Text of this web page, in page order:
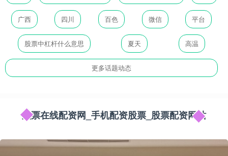
广西 四川 百色 微信 平台
股票中杠杆什么意思 夏天 高温
更多话题动态
股票在线配资网_手机配资股票_股票配资网站